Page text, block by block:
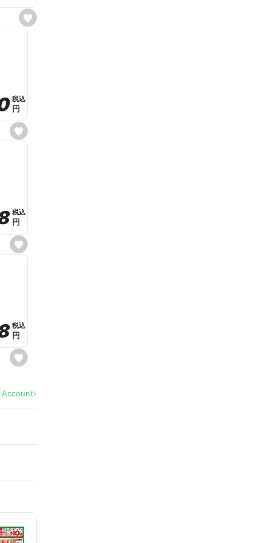
s
e
s
e
e
税込
税込
円
円
s
e
e
税込
税込
円
円
s
e
a
税込
税込
円
円